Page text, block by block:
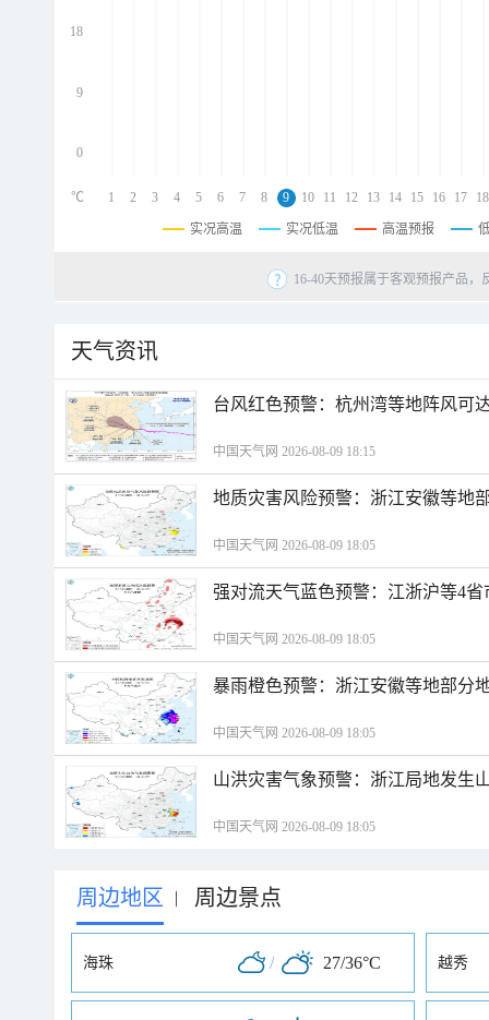
18
9
0
1 2 3 4 5 6 7 8 9 10 11 12 13 14 15 16 17 18
℃
实况高温 实况低温 高温预报
16-40天预报属于客观预报产品
天气资讯
台风红色预警：杭州湾等地阵风可
中国天气网 2026-08-09 18:15
地质灾害风险预警：浙江安徽等地
中国天气网 2026-08-09 18:05
强对流天气蓝色预警：江浙沪等4
中国天气网 2026-08-09 18:05
暴雨橙色预警：浙江安徽等地部分
中国天气网 2026-08-09 18:05
山洪灾害气象预警：浙江局地发生
中国天气网 2026-08-09 18:05
周边地区 | 周边景点
海珠 / 27/36°C 越秀